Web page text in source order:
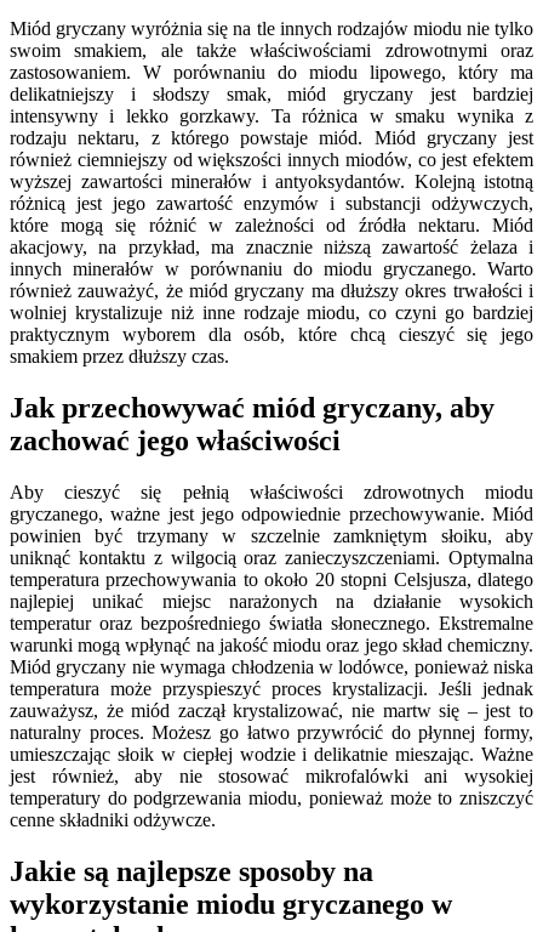
Miód gryczany wyróżnia się na tle innych rodzajów miodu nie tylko
swoim smakiem, ale także właściwościami zdrowotnymi oraz
zastosowaniem. W porównaniu do miodu lipowego, który ma
delikatniejszy i słodszy smak, miód gryczany jest bardziej
intensywny i lekko gorzkawy. Ta różnica w smaku wynika z
rodzaju nektaru, z którego powstaje miód. Miód gryczany jest
również ciemniejszy od większości innych miodów, co jest efektem
wyższej zawartości minerałów i antyoksydantów. Kolejną istotną
różnicą jest jego zawartość enzymów i substancji odżywczych,
które mogą się różnić w zależności od źródła nektaru. Miód
akacjowy, na przykład, ma znacznie niższą zawartość żelaza i
innych minerałów w porównaniu do miodu gryczanego. Warto
również zauważyć, że miód gryczany ma dłuższy okres trwałości i
wolniej krystalizuje niż inne rodzaje miodu, co czyni go bardziej
praktycznym wyborem dla osób, które chcą cieszyć się jego
smakiem przez dłuższy czas.
Jak przechowywać miód gryczany, aby
zachować jego właściwości
Aby cieszyć się pełnią właściwości zdrowotnych miodu
gryczanego, ważne jest jego odpowiednie przechowywanie. Miód
powinien być trzymany w szczelnie zamkniętym słoiku, aby
uniknąć kontaktu z wilgocią oraz zanieczyszczeniami. Optymalna
temperatura przechowywania to około 20 stopni Celsjusza, dlatego
najlepiej unikać miejsc narażonych na działanie wysokich
temperatur oraz bezpośredniego światła słonecznego. Ekstremalne
warunki mogą wpłynąć na jakość miodu oraz jego skład chemiczny.
Miód gryczany nie wymaga chłodzenia w lodówce, ponieważ niska
temperatura może przyspieszyć proces krystalizacji. Jeśli jednak
zauważysz, że miód zaczął krystalizować, nie martw się – jest to
naturalny proces. Możesz go łatwo przywrócić do płynnej formy,
umieszczając słoik w ciepłej wodzie i delikatnie mieszając. Ważne
jest również, aby nie stosować mikrofalówki ani wysokiej
temperatury do podgrzewania miodu, ponieważ może to zniszczyć
cenne składniki odżywcze.
Jakie są najlepsze sposoby na
wykorzystanie miodu gryczanego w